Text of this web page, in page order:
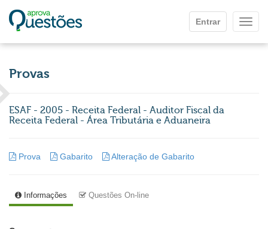
Entrar
Provas
ESAF - 2005 - Receita Federal - Auditor Fiscal da
Receita Federal - Área Tributária e Aduaneira
Prova Gabarito Alteração de Gabarito
Informações Questões On-line